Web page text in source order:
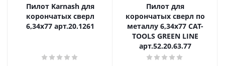
Пилот Karnash для
корончатых сверл
6,34x77 арт.20.1261
Пилот для
корончатых сверл по
металлу 6,34х77 CAT-
TOOLS GREEN LINE
арт.52.20.63.77